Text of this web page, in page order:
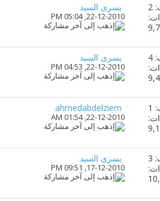
يسرى السيد
22-12-2010,
05:04 PM
يسرى السيد
22-12-2010,
04:53 PM
ahmedabdelziem
22-12-2010,
01:54 AM
يسرى السيد
17-12-2010,
09:51 PM